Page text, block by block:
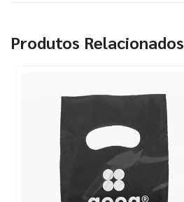
Produtos Relacionados